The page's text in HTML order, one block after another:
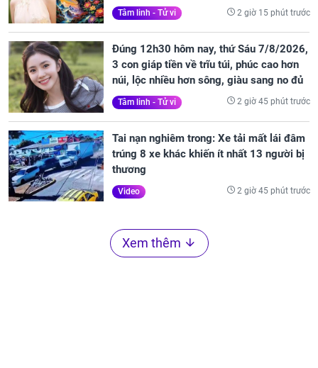
Tâm linh - Tử vi 2 giờ 15 phút trước
Đúng 12h30 hôm nay, thứ Sáu 7/8/2026,
3 con giáp tiền về trĩu túi, phúc cao hơn
núi, lộc nhiều hơn sông, giàu sang no đủ
Tâm linh - Tử vi 2 giờ 45 phút trước
Tai nạn nghiêm trong: Xe tải mất lái đâm
trúng 8 xe khác khiến ít nhất 13 người bị
thương
Video 2 giờ 45 phút trước
Xem thêm